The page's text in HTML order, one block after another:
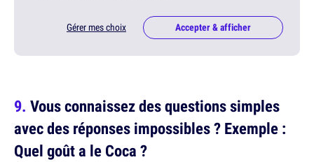
Gérer mes choix Accepter & afficher
Vous connaissez des questions simples
avec des réponses impossibles ? Exemple :
Quel goût a le Coca ?